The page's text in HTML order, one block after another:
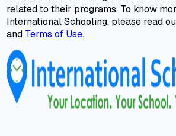
related to their programs. To know
International Schooling, please read
and Terms of Use.